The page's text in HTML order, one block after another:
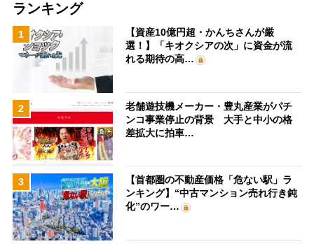
ランキング
1
【資産10億円超・かんちさんが厳
選！】「キオクシアの次」に資金が流
れる期待の高…
2
老舗遊技機メーカー・豊丸産業がパチ
ンコ事業停止の背景 大手と中小の格
差拡大に拍車…
3
【首都圏の不動産価格「危ない駅」ラ
ンキング】“中古マンション売れ行き鈍
化”のワー…